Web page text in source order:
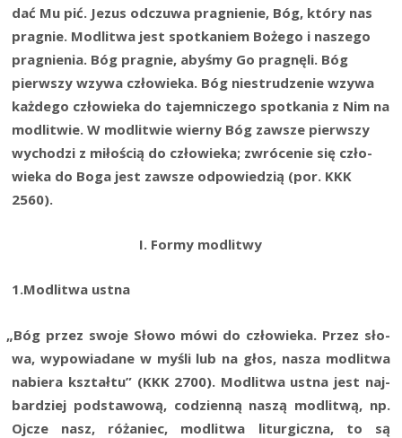
dać Mu pić. Jezus odczu­wa pra­gnie­nie, Bóg, któ­ry nas
pra­gnie. Modli­twa jest spo­tka­niem Boże­go i nasze­go
pra­gnie­nia. Bóg pra­gnie, aby­śmy Go pra­gnę­li. Bóg
pierw­szy wzy­wa czło­wie­ka. Bóg nie­stru­dze­nie wzy­wa
każ­de­go czło­wie­ka do tajem­ni­cze­go spo­tka­nia z Nim na
modli­twie. W modli­twie wier­ny Bóg zawsze pierw­szy
wycho­dzi z miło­ścią do czło­wie­ka; zwró­ce­nie się czło­
wie­ka do Boga jest zawsze odpo­wie­dzią (por. KKK
2560).
I. For­my modlitwy
1.Modlitwa ust­na
„Bóg przez swo­je Sło­wo mówi do czło­wie­ka. Przez sło­
wa, wypo­wia­da­ne w myśli lub na głos, nasza modli­twa
nabie­ra kształ­tu” (KKK 2700). Modli­twa ust­na jest naj­
bar­dziej pod­sta­wo­wą, codzien­ną naszą modli­twą, np.
Ojcze nasz, róża­niec, modli­twa litur­gicz­na, to są